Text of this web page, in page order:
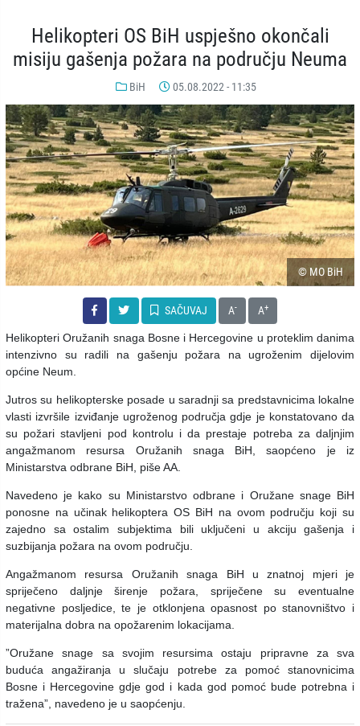
Helikopteri OS BiH uspješno okončali
misiju gašenja požara na području Neuma
BiH 05.08.2022 - 11:35
© MO BiH
SAČUVAJ A- A+
Helikopteri Oružanih snaga Bosne i Hercegovine u proteklim danima
intenzivno su radili na gašenju požara na ugroženim dijelovim
općine Neum.
Jutros su helikopterske posade u saradnji sa predstavnicima lokalne
vlasti izvršile izviđanje ugroženog područja gdje je konstatovano da
su požari stavljeni pod kontrolu i da prestaje potreba za daljnjim
angažmanom resursa Oružanih snaga BiH, saopćeno je iz
Ministarstva odbrane BiH, piše AA.
Navedeno je kako su Ministarstvo odbrane i Oružane snage BiH
ponosne na učinak helikoptera OS BiH na ovom području koji su
zajedno sa ostalim subjektima bili uključeni u akciju gašenja i
suzbijanja požara na ovom području.
Angažmanom resursa Oružanih snaga BiH u znatnoj mjeri je
spriječeno daljnje širenje požara, spriječene su eventualne
negativne posljedice, te je otklonjena opasnost po stanovništvo i
materijalna dobra na opožarenim lokacijama.
”Oružane snage sa svojim resursima ostaju pripravne za sva
buduća angažiranja u slučaju potrebe za pomoć stanovnicima
Bosne i Hercegovine gdje god i kada god pomoć bude potrebna i
tražena”, navedeno je u saopćenju.